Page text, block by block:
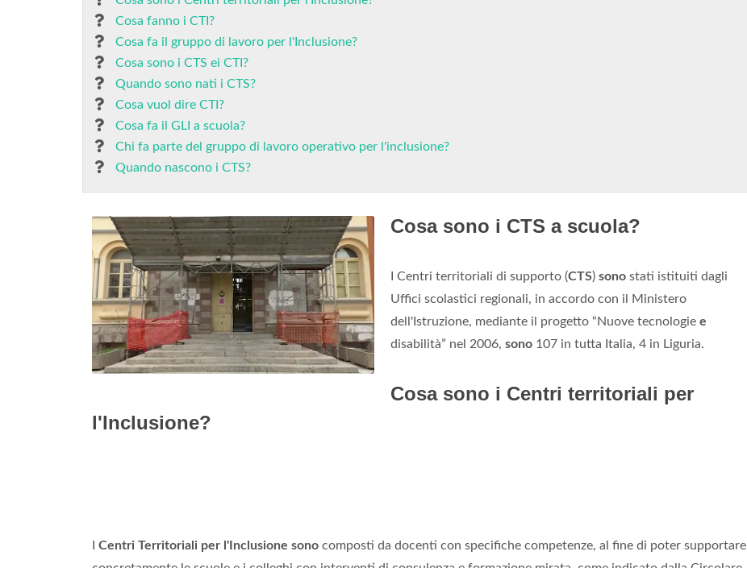
Cosa fanno i CTI?
Cosa fa il gruppo di lavoro per l'Inclusione?
Cosa sono i CTS ei CTI?
Quando sono nati i CTS?
Cosa vuol dire CTI?
Cosa fa il GLI a scuola?
Chi fa parte del gruppo di lavoro operativo per l'inclusione?
Quando nascono i CTS?
Cosa sono i CTS a scuola?
I Centri territoriali di supporto (CTS) sono stati istituiti dagli
Uffici scolastici regionali, in accordo con il Ministero
dell'Istruzione, mediante il progetto “Nuove tecnologie e
disabilità” nel 2006, sono 107 in tutta Italia, 4 in Liguria.
Cosa sono i Centri territoriali per
l'Inclusione?
Centri Territoriali per l'Inclusione sono composti da docenti con specifiche competenze, al fine di poter supportare